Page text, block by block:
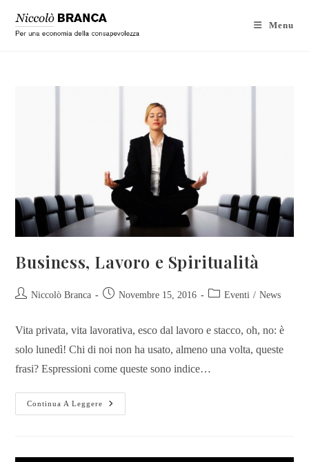
Menu
Business, Lavoro e Spiritualità
Niccolò Branca Novembre 15, 2016 Eventi / News
Vita privata, vita lavorativa, esco dal lavoro e stacco, oh, no: è
solo lunedì! Chi di noi non ha usato, almeno una volta, queste
frasi? Espressioni come queste sono indice…
Continua A Leggere